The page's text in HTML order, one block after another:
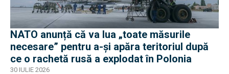
NATO anunță că va lua „toate măsurile
necesare” pentru a-și apăra teritoriul după
ce o rachetă rusă a explodat în Polonia
30 IULIE 2026